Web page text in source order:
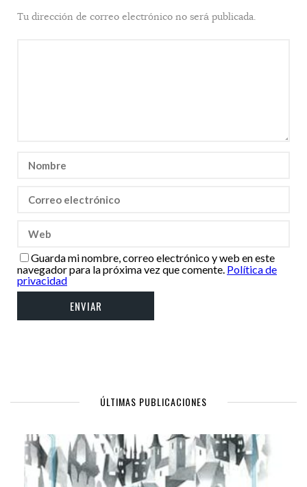
Tu dirección de correo electrónico no será publicada.
Guarda mi nombre, correo electrónico y web en este
navegador para la próxima vez que comente. Política de
privacidad
ÚLTIMAS PUBLICACIONES